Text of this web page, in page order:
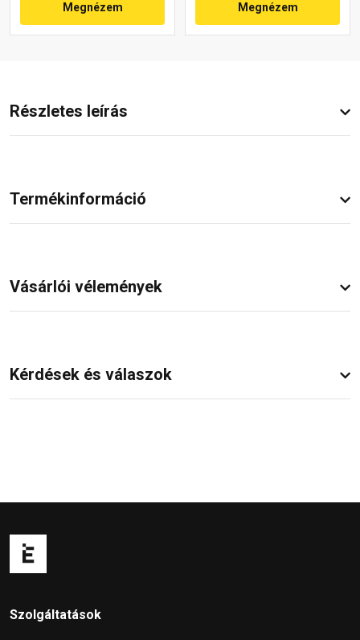
Megnézem Megnézem
Részletes leírás
Termékinformáció
Vásárlói vélemények
Kérdések és válaszok
Szolgáltatások